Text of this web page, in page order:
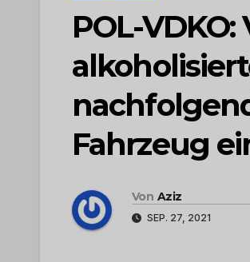
POL-
Fahrzeug
Von Aziz
SEP. 27, 2021